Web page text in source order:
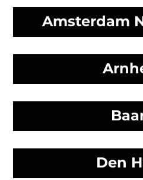
Amsterdam
Den